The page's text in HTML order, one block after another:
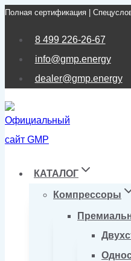
Перейти
Полная сертификация |
8 499 226-26-67
info@gmp.energy
dealer@gmp.energy
КАТАЛОГ
Компрессоры